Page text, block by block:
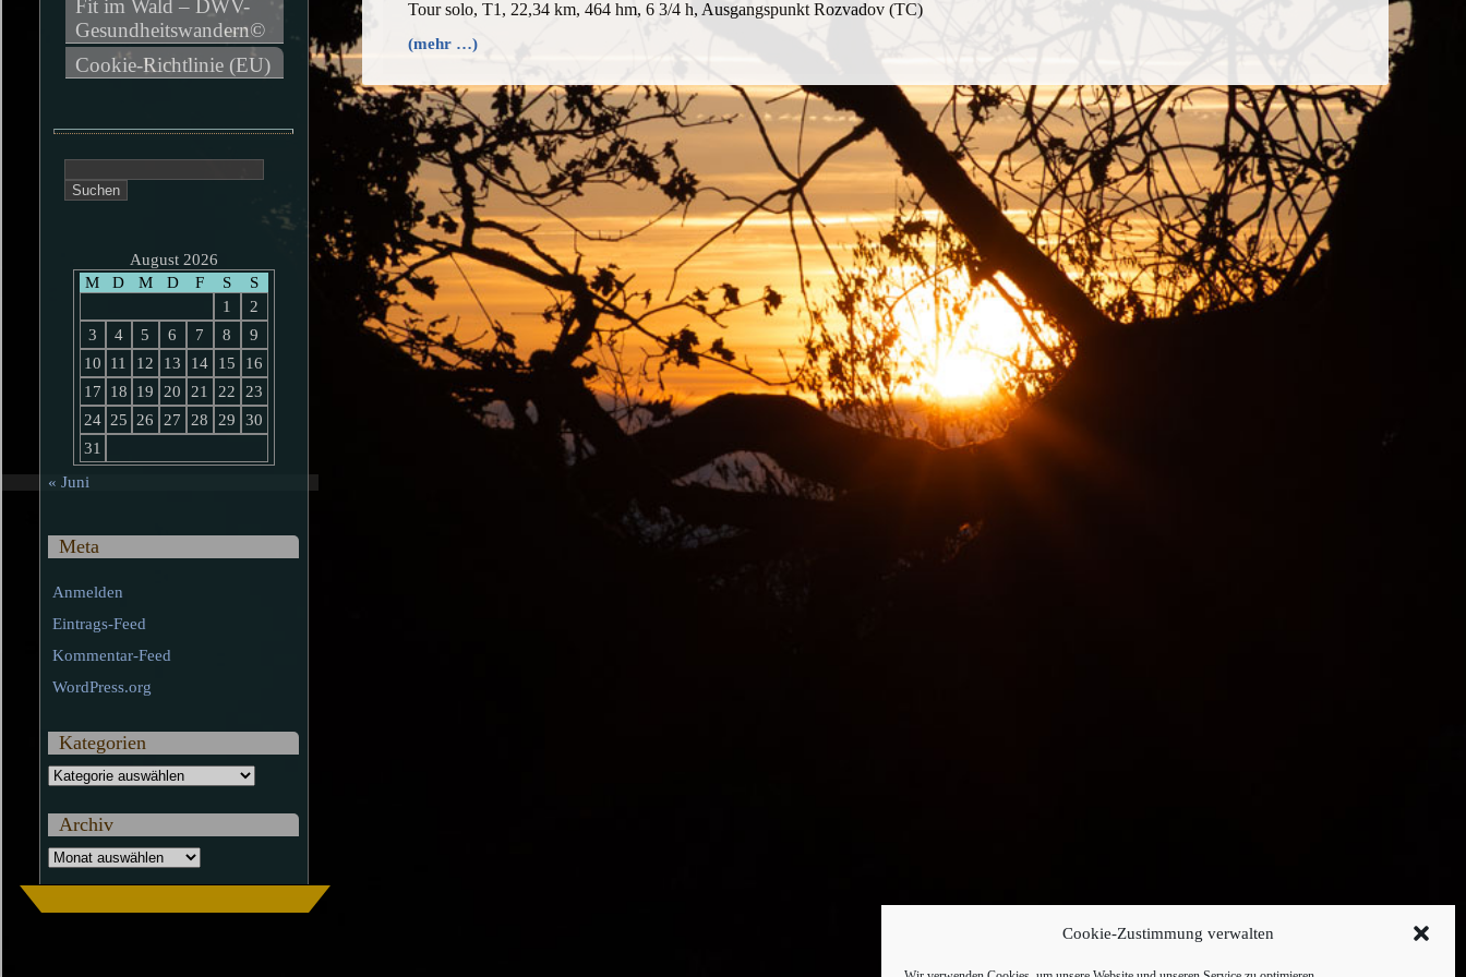
Cookie-Zustimmung verwalten
Tour solo, T1, 22,34 km, 464 hm, 6 3/4 h, Ausgangspunkt Rozvadov (TC)
(mehr …)
Fit im Wald – DWV-
Gesundheitswandern©
Cookie-Richtlinie (EU)
nach:
August 2026
M
D M D F S
S
1
2
3
4 5 6 7 8
9
10
11 12 13 14 15
16
17
18 19 20 21 22
23
24 25 26 27 28 29
30
31
« Juni
Meta
Anmelden
Eintrags-Feed
Kommentar-Feed
WordPress.org
Kategorien
Kategorien
Archiv
Archiv